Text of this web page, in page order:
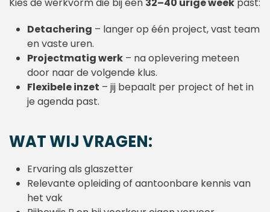
Detachering – langer op één project, vast team
en vaste uren.
Projectmatig werk – na oplevering meteen
door naar de volgende klus.
Flexibele inzet – jij bepaalt per project of het in
je agenda past.
WAT WIJ VRAGEN:
Ervaring als glaszetter
Relevante opleiding of aantoonbare kennis van
het vak